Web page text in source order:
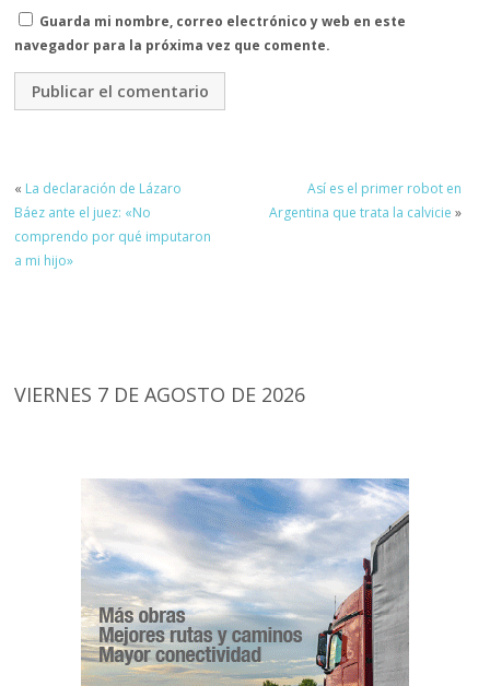
Guarda mi nombre, correo electrónico y web en este
navegador para la próxima vez que comente.
« La declaración de Lázaro
Báez ante el juez: «No
comprendo por qué imputaron
a mi hijo»
Así es el primer robot en
Argentina que trata la calvicie »
VIERNES 7 DE AGOSTO DE 2026